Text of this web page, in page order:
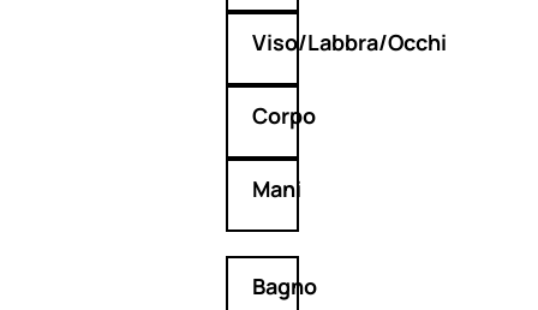
Viso/Labbra/Occhi
Corpo
Mani
Bagno